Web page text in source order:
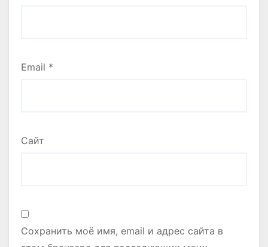
Email *
Сайт
Сохранить моё имя, email и адрес сайта в